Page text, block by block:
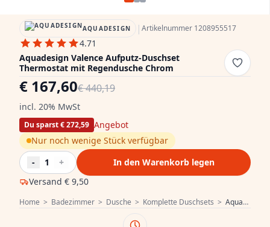
Home > Badezimmer > Dusche > Komplette Duschsets > Aquadesign Valence Aufputz-Duschset Thermostat mit Regendusche Chrom
AQUADESIGN | Artikelnummer 1208955517
4.71
Aquadesign Valence Aufputz-Duschset
Thermostat mit Regendusche Chrom
€ 167,60€ 440,19
incl. 20% MwSt
Du sparst € 272,59 Angebot
Versand € 9,50
Nur noch wenige Stück verfügbar
-
1 + In den Warenkorb legen